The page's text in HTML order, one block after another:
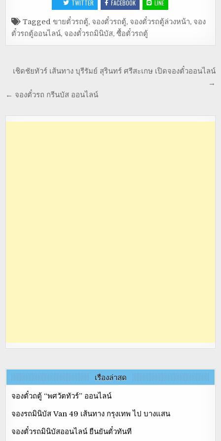
TWITTER FACEBOOK LINE
Taggedขายตั๋วรถตู้, จองตั๋วรถตู้, จองตั๋วรถตู้ล่วงหน้า, จอง
ตั๋วรถตู้ออนไลน์, จองตั๋วรถมินิบัส,ซื้อตั๋วรถตู้
เชิดชัยทัวร์ เส้นทาง บุรีรัมย์ สุรินทร์ ศรีสะเกษ เปิดจองตั๋วออนไลน์
→
← จองตั๋วรถ กรีนบัส ออนไลน์
เรื่องล่าสุด
จองตั๋วถตู้ “พศวัตทัวร์” ออนไลน์
จองรถมินิบัส Van 49 เส้นทาง กรุงเทพ ไป บางแสน
จองตั๋วรถมินิบัสออนไลน์ ยืนยันตั๋วทันที